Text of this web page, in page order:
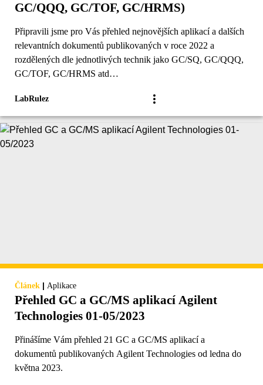
GC/QQQ, GC/TOF, GC/HRMS)
Připravili jsme pro Vás přehled nejnovějších aplikací a dalších
relevantních dokumentů publikovaných v roce 2022 a
rozdělených dle jednotlivých technik jako GC/SQ, GC/QQQ,
GC/TOF, GC/HRMS atd…
LabRulez
Článek | Aplikace
Přehled GC a GC/MS aplikací Agilent
Technologies 01-05/2023
Přinášíme Vám přehled 21 GC a GC/MS aplikací a
dokumentů publikovaných Agilent Technologies od ledna do
května 2023.